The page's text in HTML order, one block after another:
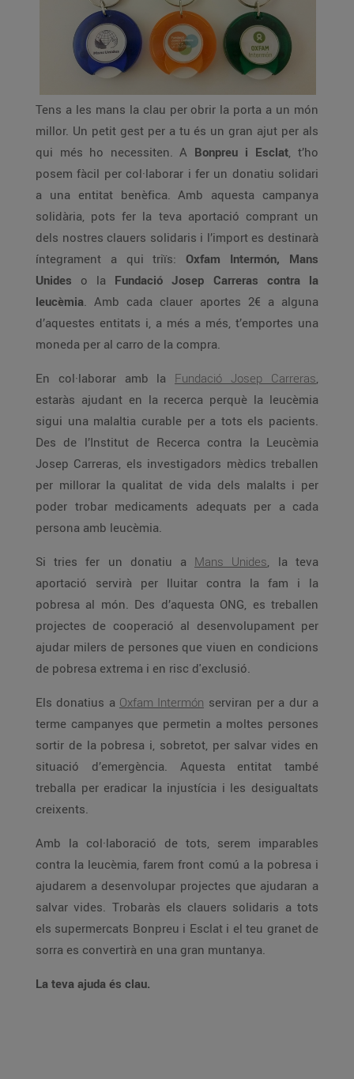
Tens a les mans la clau per obrir la porta a un món
millor. Un petit gest per a tu és un gran ajut per als
qui més ho necessiten. A Bonpreu i Esclat, t’ho
posem fàcil per col·laborar i fer un donatiu solidari
a una entitat benèfica. Amb aquesta campanya
solidària, pots fer la teva aportació comprant un
dels nostres clauers solidaris i l’import es destinarà
íntegrament a qui triïs: Oxfam Intermón, Mans
Unides o la Fundació Josep Carreras contra la
leucèmia. Amb cada clauer aportes 2€ a alguna
d’aquestes entitats i, a més a més, t’emportes una
moneda per al carro de la compra.
En col·laborar amb la Fundació Josep Carreras,
estaràs ajudant en la recerca perquè la leucèmia
sigui una malaltia curable per a tots els pacients.
Des de l’Institut de Recerca contra la Leucèmia
Josep Carreras, els investigadors mèdics treballen
per millorar la qualitat de vida dels malalts i per
poder trobar medicaments adequats per a cada
persona amb leucèmia.
Si tries fer un donatiu a Mans Unides, la teva
aportació servirà per lluitar contra la fam i la
pobresa al món. Des d’aquesta ONG, es treballen
projectes de cooperació al desenvolupament per
ajudar milers de persones que viuen en condicions
de pobresa extrema i en risc d'exclusió.
Els donatius a Oxfam Intermón serviran per a dur a
terme campanyes que permetin a moltes persones
sortir de la pobresa i, sobretot, per salvar vides en
situació d’emergència. Aquesta entitat també
treballa per eradicar la injustícia i les desigualtats
creixents.
Amb la col·laboració de tots, serem imparables
contra la leucèmia, farem front comú a la pobresa i
ajudarem a desenvolupar projectes que ajudaran a
salvar vides. Trobaràs els clauers solidaris a tots
els supermercats Bonpreu i Esclat i el teu granet de
sorra es convertirà en una gran muntanya.
La teva ajuda és clau.